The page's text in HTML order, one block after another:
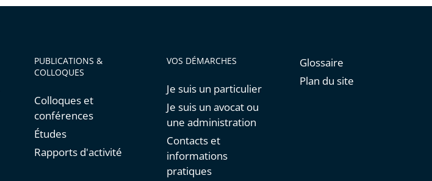
PUBLICATIONS &
COLLOQUES
Colloques et
conférences
Études
Rapports d'activité
VOS DÉMARCHES
Je suis un particulier
Je suis un avocat ou
une administration
Contacts et
informations
pratiques
Glossaire
Plan du site